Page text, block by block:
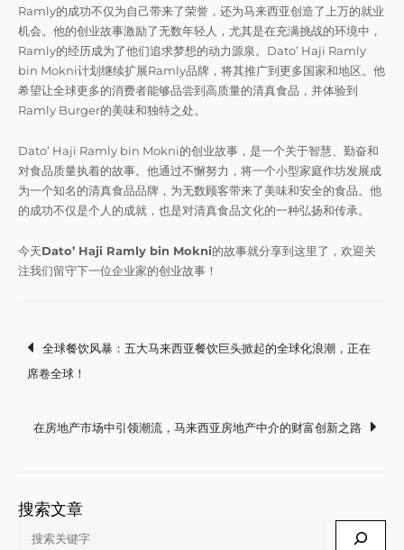
Ramly的成功不仅为自己带来了荣誉，还为马来西亚创造了上万的就业
机会。他的创业故事激励了无数年轻人，尤其是在充满挑战的环境中，
Ramly的经历成为了他们追求梦想的动力源泉。Dato’ Haji Ramly
bin Mokni计划继续扩展Ramly品牌，将其推广到更多国家和地区。他
希望让全球更多的消费者能够品尝到高质量的清真食品，并体验到
Ramly Burger的美味和独特之处。
Dato’ Haji Ramly bin Mokni的创业故事，是一个关于智慧、勤奋和
对食品质量执着的故事。他通过不懈努力，将一个小型家庭作坊发展成
为一个知名的清真食品品牌，为无数顾客带来了美味和安全的食品。他
的成功不仅是个人的成就，也是对清真食品文化的一种弘扬和传承。
今天Dato’ Haji Ramly bin Mokni的故事就分享到这里了，欢迎关
注我们留守下一位企业家的创业故事！
Post
navigation
全球餐饮风暴：五大马来西亚餐饮巨头掀起的全球化浪潮，正在
席卷全球！
在房地产市场中引领潮流，马来西亚房地产中介的财富创新之路
搜索文章
Search